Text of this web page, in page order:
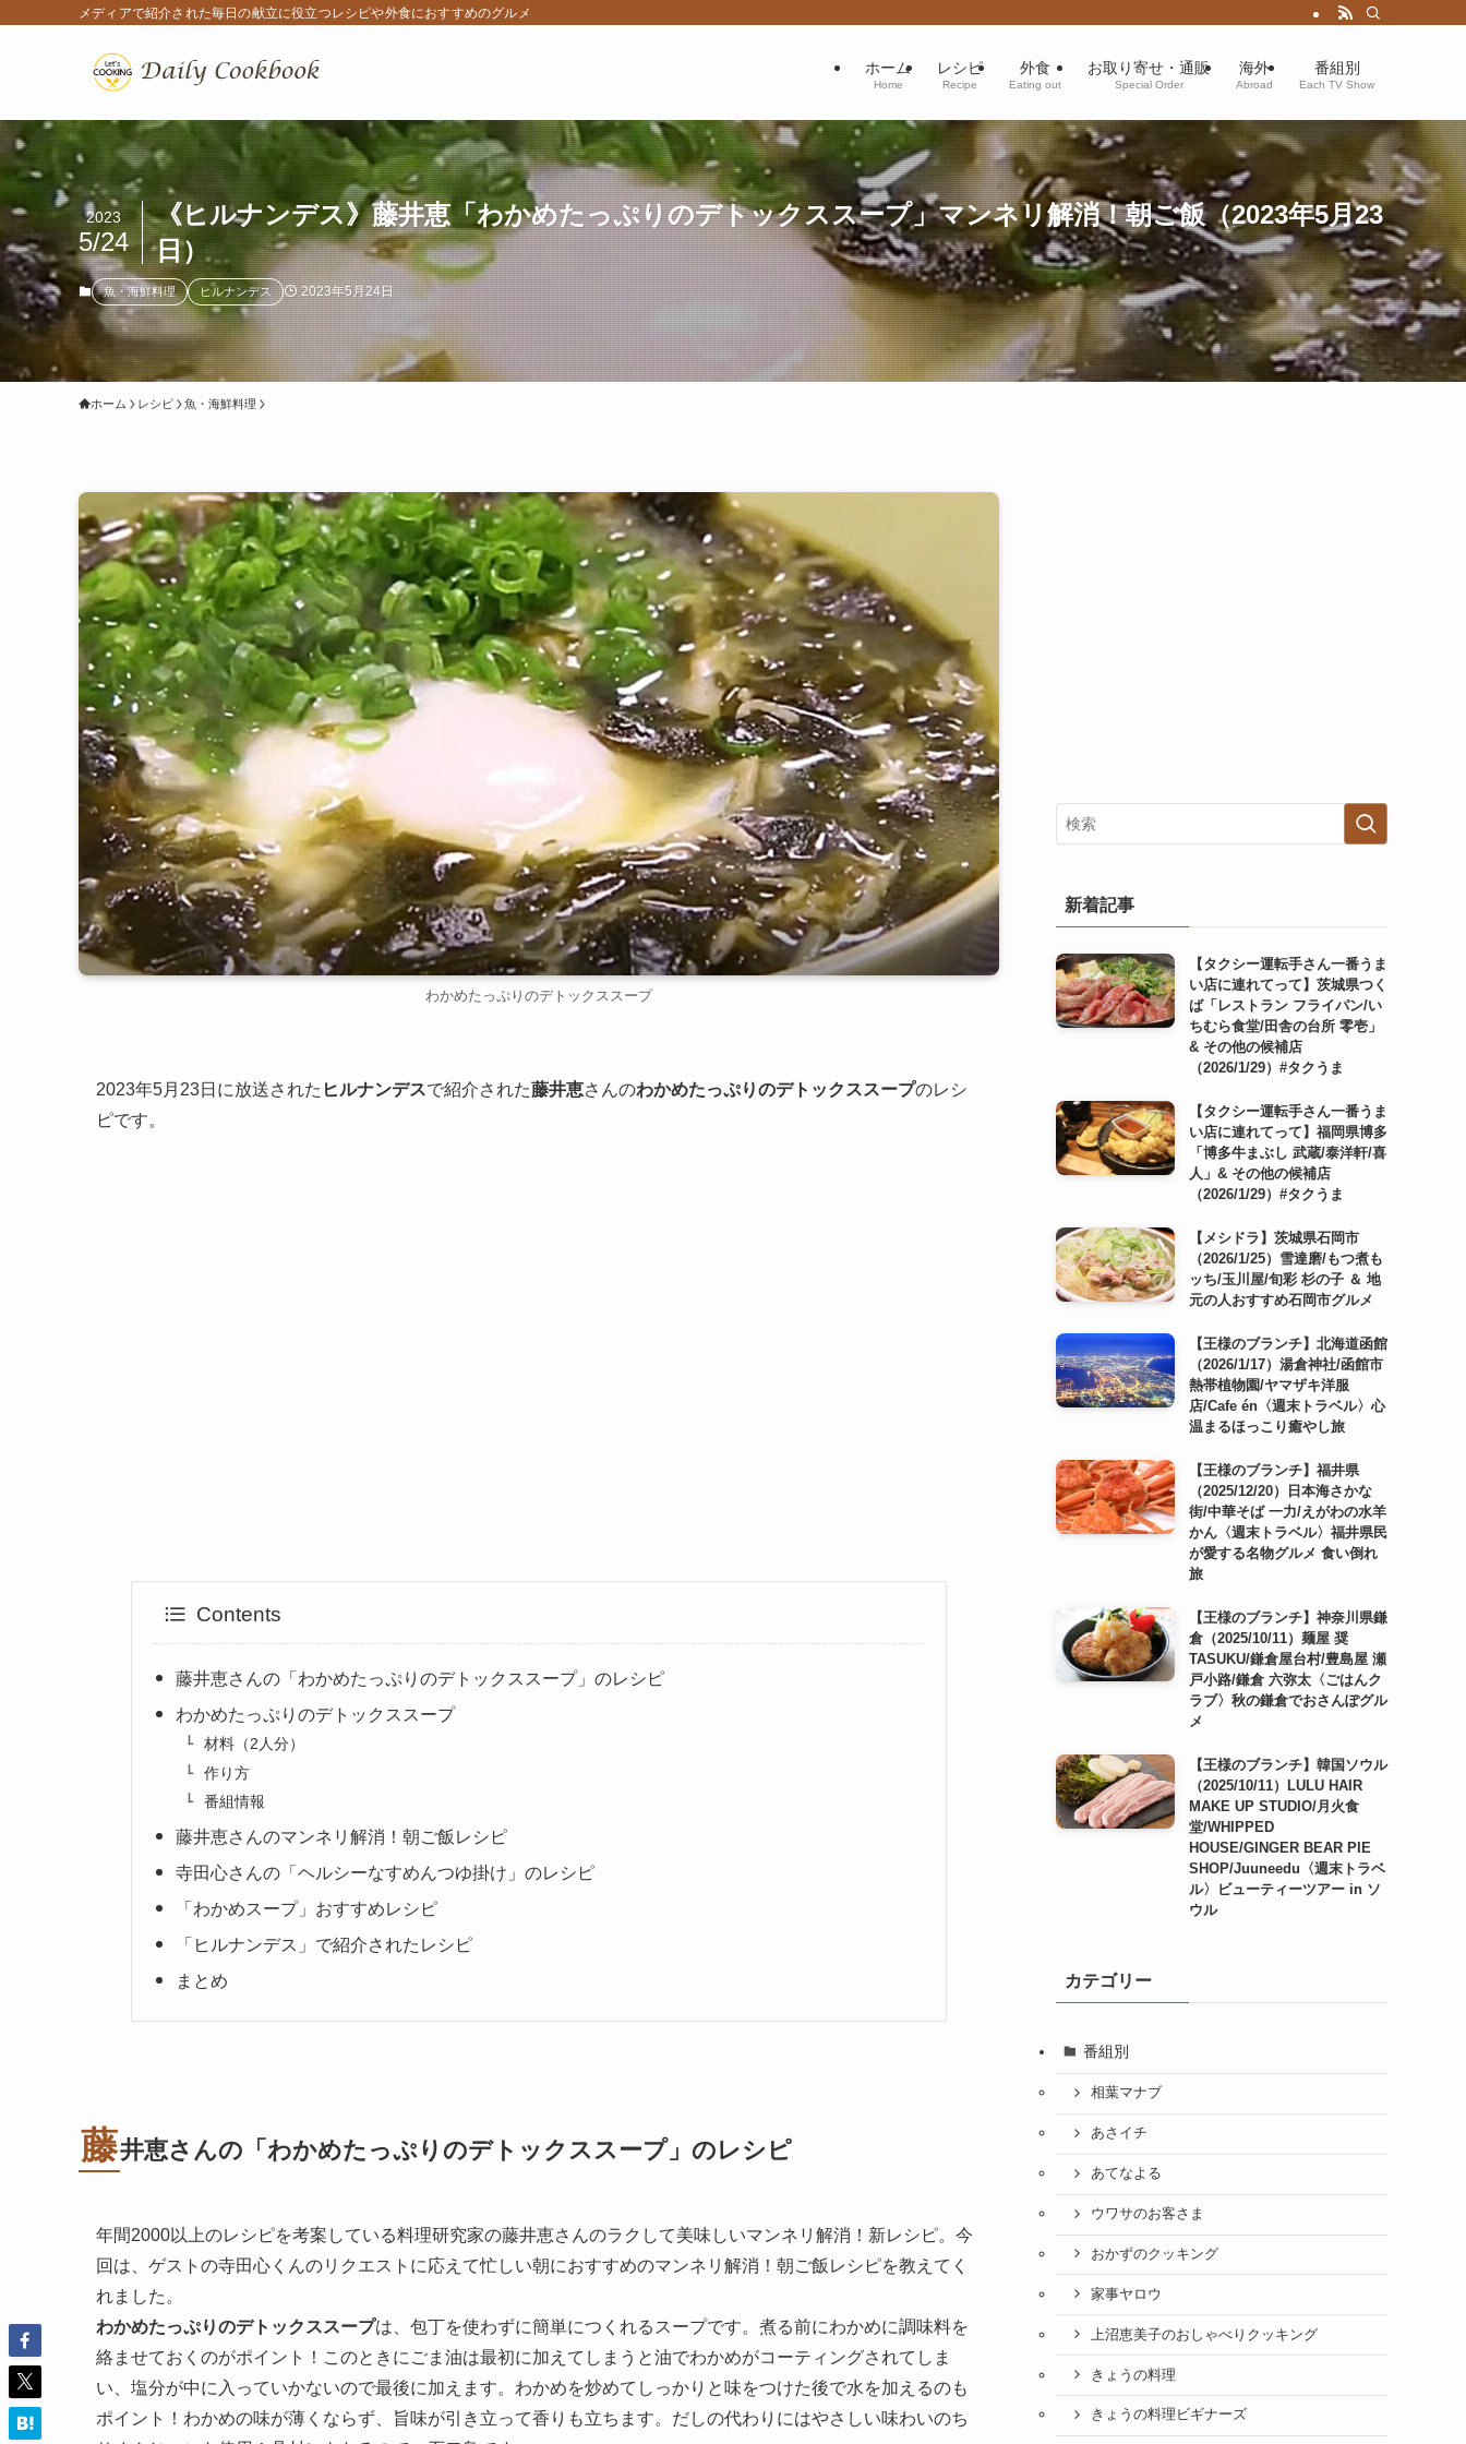
メディアで紹介された毎日の献立に役立つレシピや外食におすすめのグルメ
ホーム
Home
レシピ
Recipe
外食
Eating out
お取り寄せ・通販
Special Order
海外
Abroad
番組別
Each TV Show
《ヒルナンデス》藤井恵「わかめたっぷりのデトックススープ」マンネリ解消！朝ご飯（2023年5月23
日）
2023
5/24
魚・海鮮料理 ヒルナンデス 2023年5月24日
ホーム レシピ 魚・海鮮料理
わかめたっぷりのデトックススープ
2023年5月23日に放送された ヒルナンデスで紹介された藤井恵さんのわかめたっぷりのデトックススープのレシ
ピです。
Contents
藤井恵さんの「わかめたっぷりのデトックススープ」のレシピ
わかめたっぷりのデトックススープ
材料（2人分）
作り方
番組情報
藤井恵さんのマンネリ解消！朝ご飯レシピ
寺田心さんの「ヘルシーなすめんつゆ掛け」のレシピ
「わかめスープ」おすすめレシピ
「ヒルナンデス」で紹介されたレシピ
まとめ
藤井恵さんの「わかめたっぷりのデトックススープ」のレシピ
年間2000以上のレシピを考案している料理研究家の藤井恵さんのラクして美味しいマンネリ解消！新レシピ。今
回は、ゲストの寺田心くんのリクエストに応えて忙しい朝におすすめのマンネリ解消！朝ご飯レシピを教えてく
れました。
わかめたっぷりのデトックススープは、包丁を使わずに簡単につくれるスープです。煮る前にわかめに調味料を
絡ませておくのがポイント！このときにごま油は最初に加えてしまうと油でわかめがコーティングされてしま
い、塩分が中に入っていかないので最後に加えます。わかめを炒めてしっかりと味をつけた後で水を加えるのも
ポイント！わかめの味が薄くならず、旨味が引き立って香りも立ちます。だしの代わりにはやさしい味わいのち
新着記事
【タクシー運転手さん一番うま
い店に連れてって】茨城県つく
ば「レストラン フライパン/い
ちむら食堂/田舎の台所 零壱」
& その他の候補店
（2026/1/29）#タクうま
【タクシー運転手さん一番うま
い店に連れてって】福岡県博多
「博多牛まぶし 武蔵/泰洋軒/喜
人」& その他の候補店
（2026/1/29）#タクうま
【メシドラ】茨城県石岡市
（2026/1/25）雪達磨/もつ煮も
ッち/玉川屋/旬彩 杉の子 ＆ 地
元の人おすすめ石岡市グルメ
【王様のブランチ】北海道函館
（2026/1/17）湯倉神社/函館市
熱帯植物園/ヤマザキ洋服
店/Cafe én〈週末トラベル〉心
温まるほっこり癒やし旅
【王様のブランチ】福井県
（2025/12/20）日本海さかな
街/中華そば 一力/えがわの水羊
かん〈週末トラベル〉福井県民
が愛する名物グルメ 食い倒れ
旅
【王様のブランチ】神奈川県鎌
倉（2025/10/11）麺屋 奨
TASUKU/鎌倉屋台村/豊島屋 瀬
戸小路/鎌倉 六弥太〈ごはんク
ラブ〉秋の鎌倉でおさんぽグル
メ
【王様のブランチ】韓国ソウル
（2025/10/11）LULU HAIR
MAKE UP STUDIO/月火食
堂/WHIPPED
HOUSE/GINGER BEAR PIE
SHOP/Juuneedu〈週末トラベ
ル〉ビューティーツアー in ソ
ウル
カテゴリー
番組別
相葉マナブ
あさイチ
あてなよる
ウワサのお客さま
おかずのクッキング
家事ヤロウ
上沼恵美子のおしゃべりクッキング
きょうの料理
きょうの料理ビギナーズ